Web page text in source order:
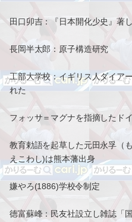
田口卯吉：『日本開化少史』著
長岡半太郎：原子構造研究
工部大学校：イギリス人ダイア
れた
フォッサ＝マグナを指摘したド
教育勅語を起草した元田永孚（
えこわし)は熊本藩出身
嫌やろ(1886)学校令制定
徳富蘇峰：民友社設立し雑誌「